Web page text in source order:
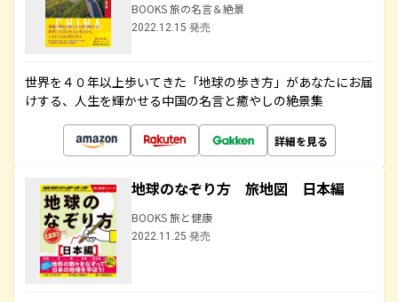
BOOKS 旅の名言＆絶景
2022.12.15 発売
世界を４０年以上歩いてきた「地球の歩き方」があなたにお届
けする、人生を輝かせる中国の名言と癒やしの絶景集
詳細を見る
地球のなぞり方 旅地図 日本編
BOOKS 旅と健康
2022.11.25 発売